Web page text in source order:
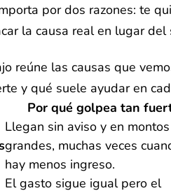
por dos razones: te
la causa real en lugar del
reúne las causas que
y qué suele ayudar en
Por qué golpea tan
Llegan sin aviso y en montos
grandes, muchas veces
hay menos ingreso.
El gasto sigue igual pero el